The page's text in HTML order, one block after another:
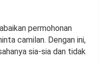
permohonan
camilan. Dengan ini,
sia-sia dan tidak